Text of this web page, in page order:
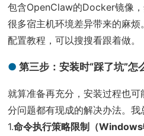
包含OpenClaw的Docker镜像
很多宿主机环境差异带来的麻
配置教程，可以搜搜看跟着做。
第三步：安装时“踩了坑”怎
就算准备再充分，安装过程也
分问题都有现成的解决办法。我
1.命令执行策略限制（Windows